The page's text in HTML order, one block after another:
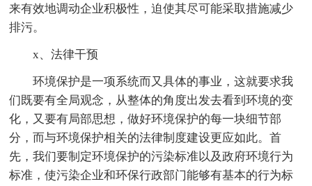
来有效地调动企业积极性，迫使其尽可能采取措施减少
排污。
x、法律干预
环境保护是一项系统而又具体的事业，这就要求我
们既要有全局观念，从整体的角度出发去看到环境的变
化，又要有局部思想，做好环境保护的每一块细节部
分，而与环境保护相关的法律制度建设更应如此。首
先，我们要制定环境保护的污染标准以及政府环境行为
标准，使污染企业和环保行政部门能够有基本的行为标